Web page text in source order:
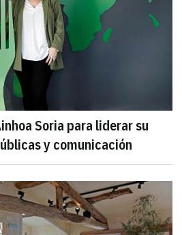
Soria para liderar su
y comunicación